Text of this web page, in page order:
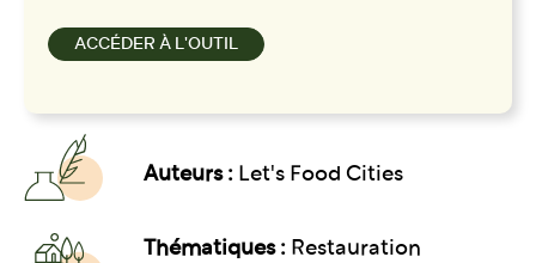
ACCÉDER À L'OUTIL
Auteurs : Let's Food Cities
Thématiques : Restauration